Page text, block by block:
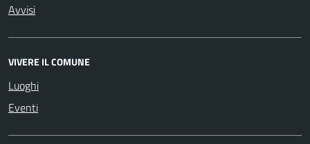
Avvisi
VIVERE IL COMUNE
Luoghi
Eventi